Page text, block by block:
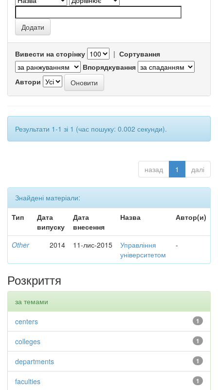
Вивести на сторінку | Сортування
Впорядкування
Автори
Результати 1-1 зі 1 (час пошуку: 0.002 секунди).
назад 1 далі
Знайдені матеріали:
Тип
Дата
випуску
Дата
внесення
Назва Автор(и)
Other 2014 11-лис-2015
Управління
університетом
-
Розкриття
за темами
1
centers
1
colleges
1
departments
1
faculties